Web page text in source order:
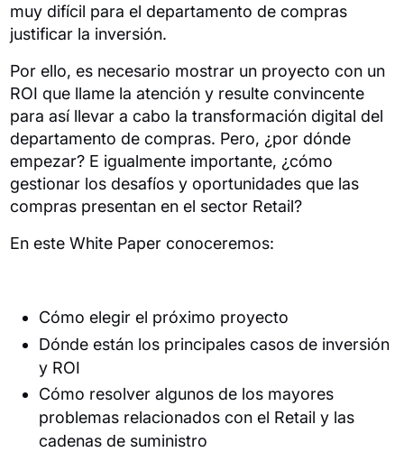
muy difícil para el departamento de compras
justificar la inversión.
Por ello, es necesario mostrar un proyecto con un
ROI que llame la atención y resulte convincente
para así llevar a cabo la transformación digital del
departamento de compras. Pero, ¿por dónde
empezar? E igualmente importante, ¿cómo
gestionar los desafíos y oportunidades que las
compras presentan en el sector Retail?
En este White Paper conoceremos:
Cómo elegir el próximo proyecto
Dónde están los principales casos de inversión
y ROI
Cómo resolver algunos de los mayores
problemas relacionados con el Retail y las
cadenas de suministro